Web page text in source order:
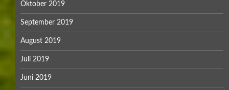
Oktober 2019
September 2019
August 2019
Juli 2019
Juni 2019